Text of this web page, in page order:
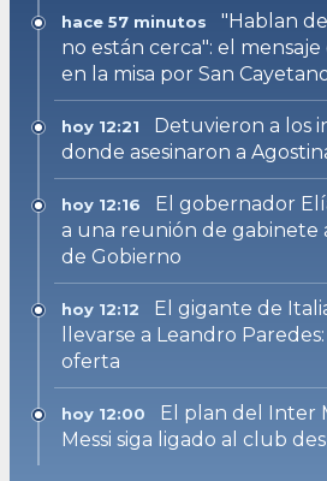
hace 57 minutos
"Hablan
no están cerca": el
en la misa por San
hoy 12:21
Detuvieron a los
donde asesinaron a
hoy 12:16
El gobernador
a una reunión de gabinete
de Gobierno
hoy 12:12
El gigante de
llevarse a Leandro
oferta
hoy 12:00
El plan del Inter
Messi siga ligado al club